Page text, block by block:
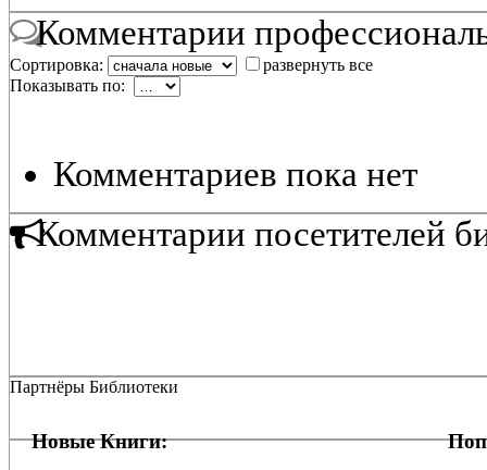
Комментарии
Сортировка:
развернуть все
Показывать по:
Комментариев пока нет
Комментарии посетителей
Партнёры Библиотеки
Новые Книги: